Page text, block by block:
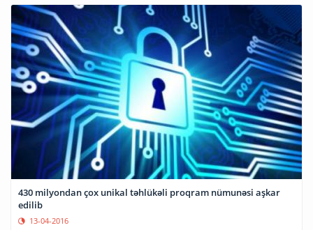
430 milyondan çox unikal təhlükəli proqram nümunəsi aşkar
edilib
13-04-2016